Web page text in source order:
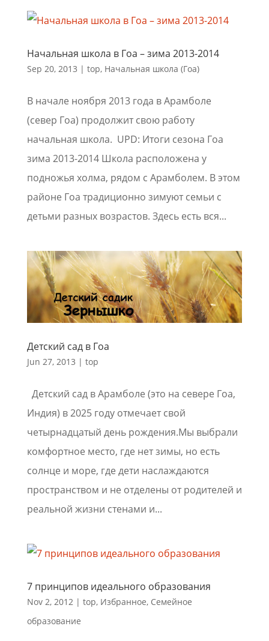
Начальная школа в Гоа – зима 2013-2014
Sep 20, 2013 | top, Начальная школа (Гоа)
В начале ноября 2013 года в Арамболе
(север Гоа) продолжит свою работу
начальная школа. UPD: Итоги сезона Гоа
зима 2013-2014 Школа расположена у
подножья холма, рядом с Арамболем. В этом
районе Гоа традиционно зимуют семьи с
детьми разных возрастов. Здесь есть вся...
Детский сад в Гоа
Jun 27, 2013 | top
Детский сад в Арамболе (это на севере Гоа,
Индия) в 2025 году отмечает свой
четырнадцатый день рождения.Мы выбрали
комфортное место, где нет зимы, но есть
солнце и море, где дети наслаждаются
пространством и не отделены от родителей и
реальной жизни стенами и...
7 принципов идеального образования
Nov 2, 2012| top, Избранное, Семейное
образование